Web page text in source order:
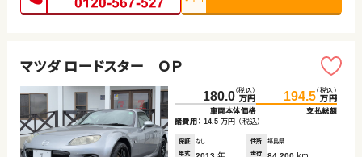
マツダ ロードスター ＯＰ
180.0（税込）
万円
車両本体価格
194.5（税込）
万円
支払総額
諸費用： 14.5 万円 （税込）
保証 なし 住所
福島県
年式
走行